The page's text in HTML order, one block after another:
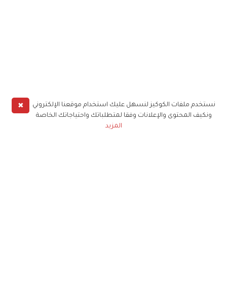
✖
نستخدم ملفات الكوكيز لنسهل عليك استخدام موقعنا الإلكتروني
ونكيف المحتوى والإعلانات وفقا لمتطلباتك واحتياجاتك الخاصة
المزيد